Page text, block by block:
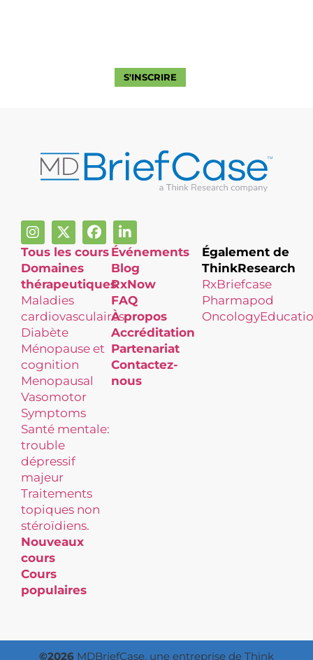
S'INSCRIRE
Tous les cours
Domaines
thérapeutiques
Maladies
cardiovasculaires
Diabète
Ménopause et
cognition
Menopausal
Vasomotor
Symptoms
Santé mentale:
trouble
dépressif
majeur
Traitements
topiques non
stéroïdiens.
Nouveaux
cours
Cours
populaires
Événements
Blog
RxNow
FAQ
À propos
Accréditation
Partenariat
Contactez-
nous
Également de
ThinkResearch
RxBriefcase
Pharmapod
©2026 MDBriefCase, une entreprise de Think